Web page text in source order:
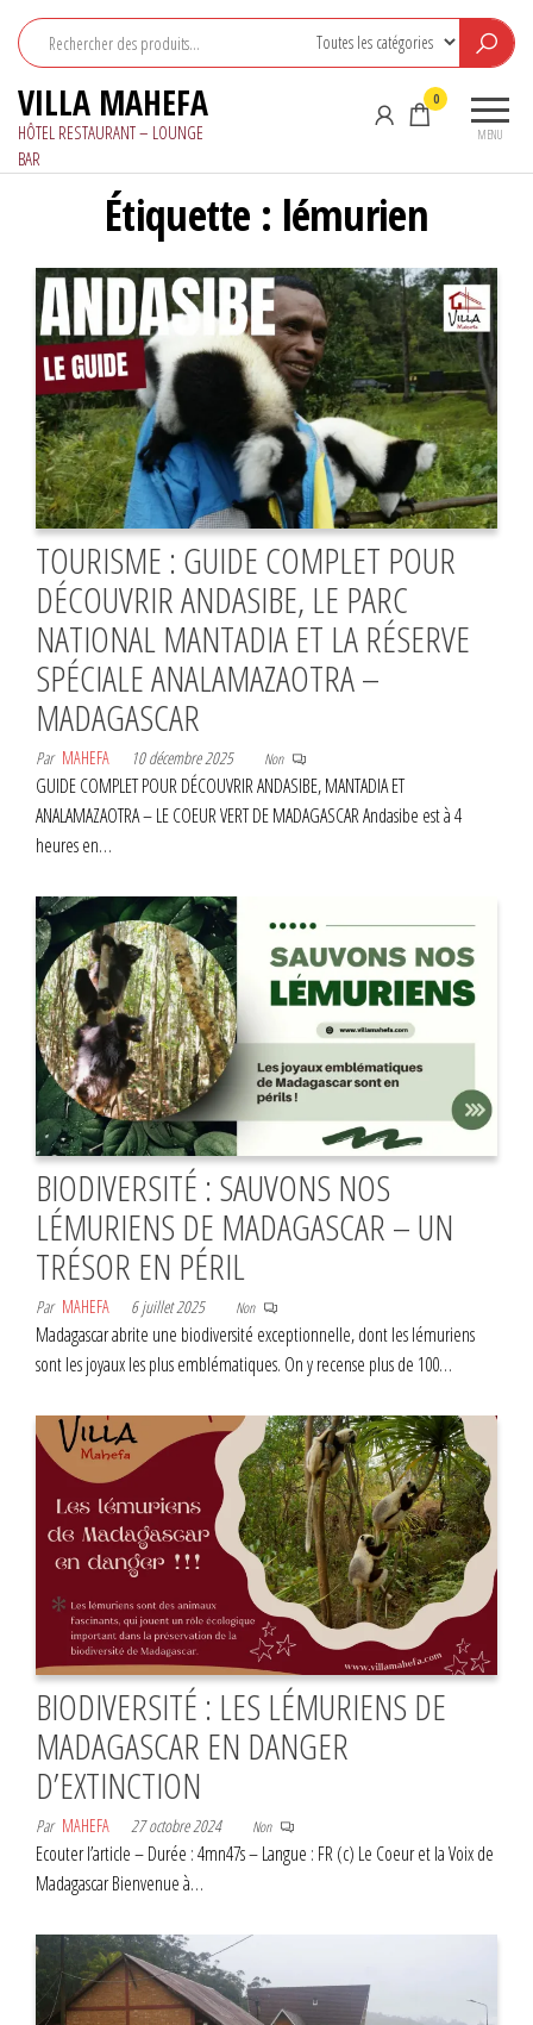
contenu
VILLA MAHEFA
HÔTEL RESTAURANT – LOUNGE
BAR
MENU
0
Étiquette : lémurien
TOURISME : GUIDE COMPLET POUR
DÉCOUVRIR ANDASIBE, LE PARC
NATIONAL MANTADIA ET LA RÉSERVE
SPÉCIALE ANALAMAZAOTRA –
MADAGASCAR
Par MAHEFA 10 décembre 2025 Non
GUIDE COMPLET POUR DÉCOUVRIR ANDASIBE, MANTADIA ET
ANALAMAZAOTRA – LE COEUR VERT DE MADAGASCAR Andasibe est à 4
heures en…
BIODIVERSITÉ : SAUVONS NOS
LÉMURIENS DE MADAGASCAR – UN
TRÉSOR EN PÉRIL
Par MAHEFA 6 juillet 2025 Non
Madagascar abrite une biodiversité exceptionnelle, dont les lémuriens
sont les joyaux les plus emblématiques. On y recense plus de 100…
BIODIVERSITÉ : LES LÉMURIENS DE
MADAGASCAR EN DANGER
D’EXTINCTION
Par MAHEFA 27 octobre 2024 Non
Ecouter l’article – Durée : 4mn47s – Langue : FR (c) Le Coeur et la Voix de
Madagascar Bienvenue à…